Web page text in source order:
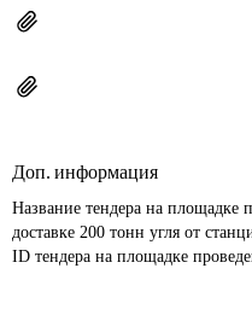
Доп. информация
Название тендера на площадке
доставке 200 тонн угля от
ID тендера на площадке